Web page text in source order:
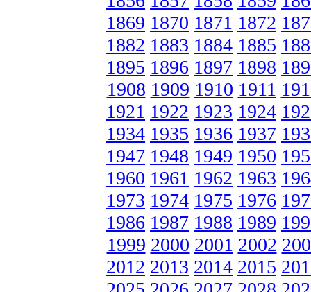
1869 1870 1871 1872
1882 1883 1884 1885
1895 1896 1897 1898
1908 1909 1910 1911
1921 1922 1923 1924
1934 1935 1936 1937
1947 1948 1949 1950
1960 1961 1962 1963
1973 1974 1975 1976
1986 1987 1988 1989
1999 2000 2001 2002
2012 2013 2014 2015